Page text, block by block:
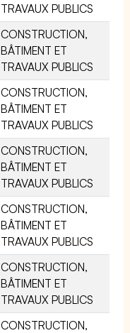
TRAVAUX PUBLICS
CONSTRUCTION,
BÂTIMENT ET
TRAVAUX PUBLICS
CONSTRUCTION,
BÂTIMENT ET
TRAVAUX PUBLICS
CONSTRUCTION,
BÂTIMENT ET
TRAVAUX PUBLICS
CONSTRUCTION,
BÂTIMENT ET
TRAVAUX PUBLICS
CONSTRUCTION,
BÂTIMENT ET
TRAVAUX PUBLICS
CONSTRUCTION,